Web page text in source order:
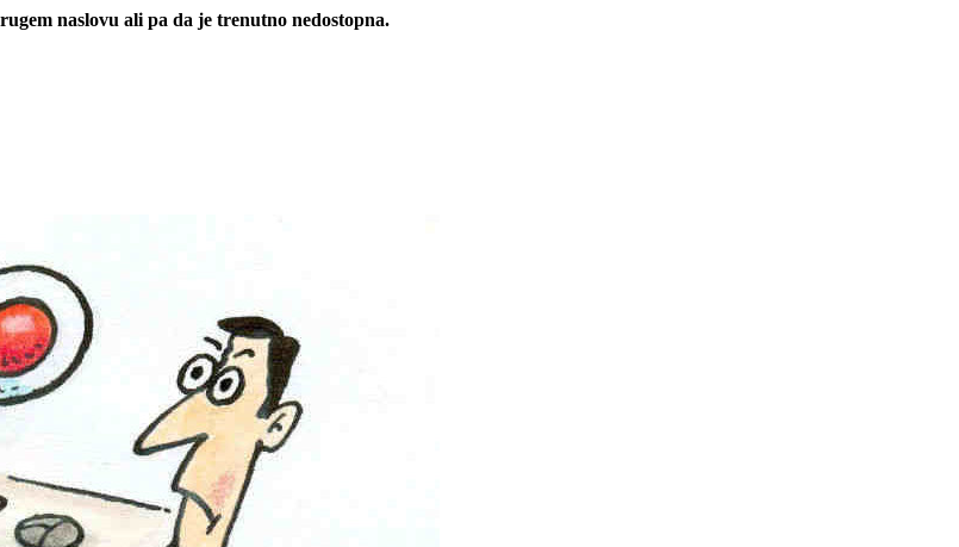
naslovu ali pa da je trenutno nedostopna.